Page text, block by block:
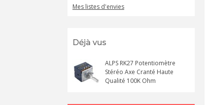
Mes listes d'envies
Déjà vus
ALPS RK27 Potentiomètre
Stéréo Axe Cranté Haute
Qualité 100K Ohm